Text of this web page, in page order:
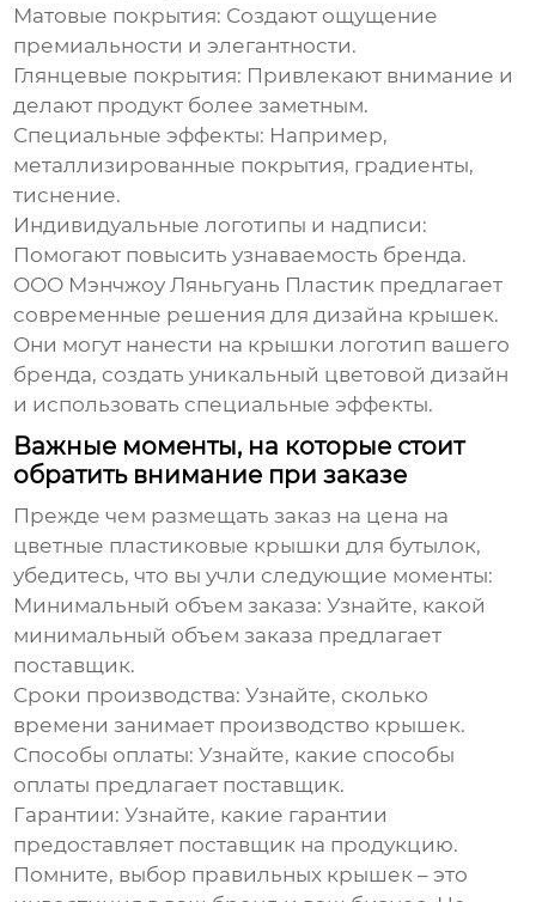
Матовые покрытия: Создают ощущение
премиальности и элегантности.
Глянцевые покрытия: Привлекают внимание и
делают продукт более заметным.
Специальные эффекты: Например,
металлизированные покрытия, градиенты,
тиснение.
Индивидуальные логотипы и надписи:
Помогают повысить узнаваемость бренда.
ООО Мэнчжоу Ляньгуань Пластик предлагает
современные решения для дизайна крышек.
Они могут нанести на крышки логотип вашего
бренда, создать уникальный цветовой дизайн
и использовать специальные эффекты.
Важные моменты, на которые стоит
обратить внимание при заказе
Прежде чем размещать заказ на цена на
цветные пластиковые крышки для бутылок,
убедитесь, что вы учли следующие моменты:
Минимальный объем заказа: Узнайте, какой
минимальный объем заказа предлагает
поставщик.
Сроки производства: Узнайте, сколько
времени занимает производство крышек.
Способы оплаты: Узнайте, какие способы
оплаты предлагает поставщик.
Гарантии: Узнайте, какие гарантии
предоставляет поставщик на продукцию.
Помните, выбор правильных крышек – это